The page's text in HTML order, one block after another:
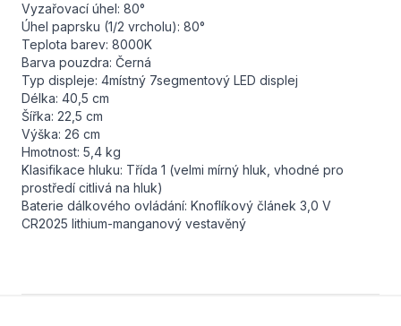
Vyzařovací úhel: 80°
Úhel paprsku (1/2 vrcholu): 80°
Teplota barev: 8000K
Barva pouzdra: Černá
Typ displeje: 4místný 7segmentový LED displej
Délka: 40,5 cm
Šířka: 22,5 cm
Výška: 26 cm
Hmotnost: 5,4 kg
Klasifikace hluku: Třída 1 (velmi mírný hluk, vhodné pro
prostředí citlivá na hluk)
Baterie dálkového ovládání: Knoflíkový článek 3,0 V
CR2025 lithium-manganový vestavěný